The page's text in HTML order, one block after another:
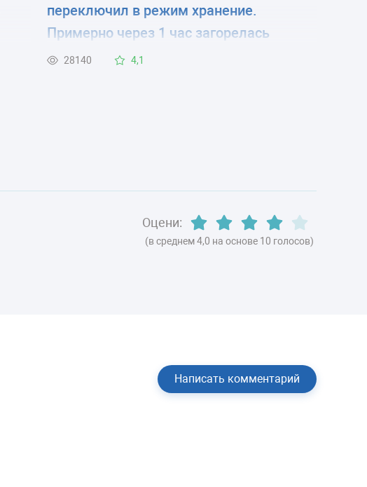
переключил в режим хранение.
Примерно через 1 час загорелась
красная лампа. Камера стала работать
28140 4,1
Оцени:
(в среднем 4,0 на основе 10 голосов)
Написать комментарий